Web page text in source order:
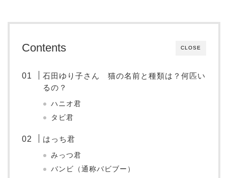
CLOSE
Contents
石田ゆり子さん 猫の名前と種類は？何匹い
るの？
ハニオ君
タビ君
はっち君
みっつ君
バンビ（通称バビブー）